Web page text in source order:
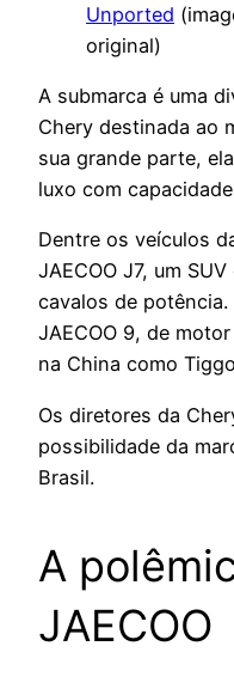
Unported
original)
A submarca é uma
Chery destinada ao
sua grande parte,
luxo com
Dentre os veículos
JAECOO J7, um
cavalos de
JAECOO 9, de
na China como
Os diretores da
possibilidade da
Brasil.
A
JAECOO